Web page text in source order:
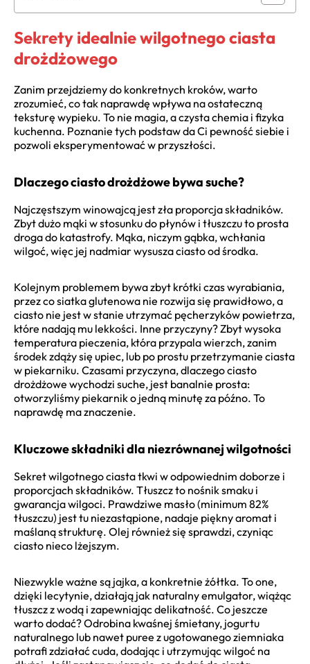
Sekrety idealnie wilgotnego ciasta
drożdżowego
Zanim przejdziemy do konkretnych kroków, warto
zrozumieć, co tak naprawdę wpływa na ostateczną
teksturę wypieku. To nie magia, a czysta chemia i fizyka
kuchenna. Poznanie tych podstaw da Ci pewność siebie i
pozwoli eksperymentować w przyszłości.
Dlaczego ciasto drożdżowe bywa suche?
Najczęstszym winowajcą jest zła proporcja składników.
Zbyt dużo mąki w stosunku do płynów i tłuszczu to prosta
droga do katastrofy. Mąka, niczym gąbka, wchłania
wilgoć, więc jej nadmiar wysusza ciasto od środka.
Kolejnym problemem bywa zbyt krótki czas wyrabiania,
przez co siatka glutenowa nie rozwija się prawidłowo, a
ciasto nie jest w stanie utrzymać pęcherzyków powietrza,
które nadają mu lekkości. Inne przyczyny? Zbyt wysoka
temperatura pieczenia, która przypala wierzch, zanim
środek zdąży się upiec, lub po prostu przetrzymanie ciasta
w piekarniku. Czasami przyczyna, dlaczego ciasto
drożdżowe wychodzi suche, jest banalnie prosta:
otworzyliśmy piekarnik o jedną minutę za późno. To
naprawdę ma znaczenie.
Kluczowe składniki dla niezrównanej wilgotności
Sekret wilgotnego ciasta tkwi w odpowiednim doborze i
proporcjach składników. Tłuszcz to nośnik smaku i
gwarancja wilgoci. Prawdziwe masło (minimum 82%
tłuszczu) jest tu niezastąpione, nadaje piękny aromat i
maślaną strukturę. Olej również się sprawdzi, czyniąc
ciasto nieco lżejszym.
Niezwykle ważne są jajka, a konkretnie żółtka. To one,
dzięki lecytynie, działają jak naturalny emulgator, wiążąc
tłuszcz z wodą i zapewniając delikatność. Co jeszcze
warto dodać? Odrobina kwaśnej śmietany, jogurtu
naturalnego lub nawet puree z ugotowanego ziemniaka
potrafi zdziałać cuda, dodając i utrzymując wilgoć na